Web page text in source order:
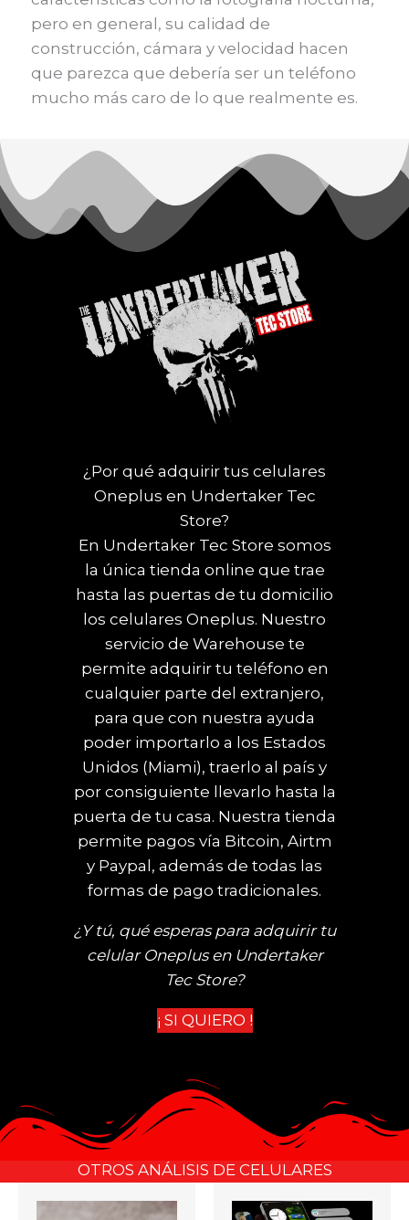
pero en general, su calidad de
construcción, cámara y velocidad hacen
que parezca que debería ser un teléfono
mucho más caro de lo que realmente es.
¿Por qué adquirir tus celulares
Oneplus en Undertaker Tec
Store?
En Undertaker Tec Store somos
la única tienda online que trae
hasta las puertas de tu domicilio
los celulares Oneplus. Nuestro
servicio de Warehouse te
permite adquirir tu teléfono en
cualquier parte del extranjero,
para que con nuestra ayuda
poder importarlo a los Estados
Unidos (Miami), traerlo al país y
por consiguiente llevarlo hasta la
puerta de tu casa. Nuestra tienda
permite pagos vía Bitcoin, Airtm
y Paypal, además de todas las
formas de pago tradicionales.
¿Y tú, qué esperas para adquirir tu
celular Oneplus en Undertaker
Tec Store?
¡ SI QUIERO !
OTROS ANÁLISIS DE CELULARES